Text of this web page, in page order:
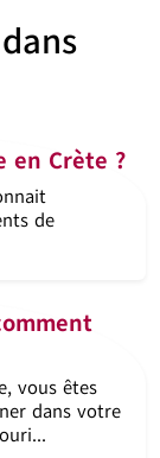
en Crète ?
de
vous êtes
dans votre